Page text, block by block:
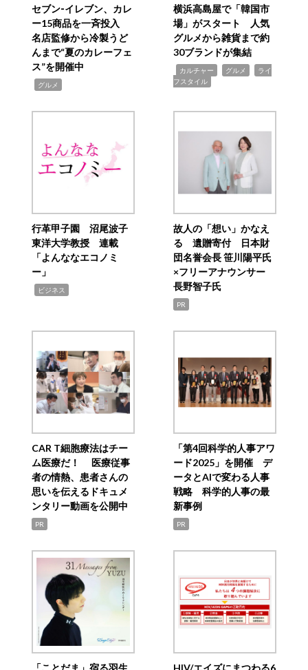
セブン‐イレブン、カレ
ー15商品を一斉投入
名店監修から冷製うど
んまで“夏のカレーフェ
ス”を開催中
グルメ
横浜高島屋で「韓国市
場」がスタート 人気
グルメから雑貨まで約
30ブランドが集結
カルチャー グルメ
ライ
フスタイル
行革甲子園 沼尾波子
東洋大学教授 連載
「よんななエコノミ
ー」
ビジネス
故人の「想い」かなえ
る 遺贈寄付 日本財
団名誉会長 笹川陽平氏
×フリーアナウンサー
長野智子氏
PR
CAR T細胞療法はチー
ム医療だ！ 医療従事
者の情熱、患者さんの
思いを伝えるドキュメ
ンタリー動画を公開中
PR
「第4回科学的人事アワ
ード2025」を開催 デ
ータとAIで変わる人事
戦略 科学的人事の最
新事例
PR